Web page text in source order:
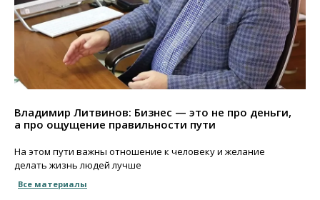
Владимир Литвинов: Бизнес — это не про деньги,
а про ощущение правильности пути
На этом пути важны отношение к человеку и желание
делать жизнь людей лучше
Все материалы